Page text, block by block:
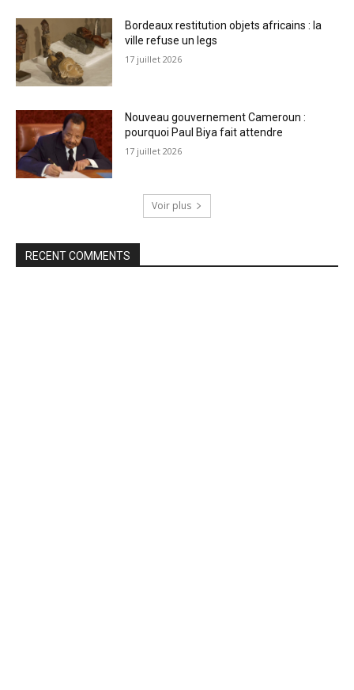
Bordeaux restitution objets africains : la
ville refuse un legs
17 juillet 2026
Nouveau gouvernement Cameroun :
pourquoi Paul Biya fait attendre
17 juillet 2026
Voir plus
RECENT COMMENTS